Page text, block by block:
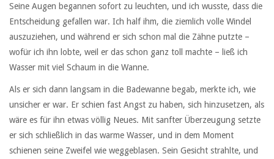
Seine Augen begannen sofort zu leuchten, und ich wusste, dass die
Entscheidung gefallen war. Ich half ihm, die ziemlich volle Windel
auszuziehen, und während er sich schon mal die Zähne putzte –
wofür ich ihn lobte, weil er das schon ganz toll machte – ließ ich
Wasser mit viel Schaum in die Wanne.
Als er sich dann langsam in die Badewanne begab, merkte ich, wie
unsicher er war. Er schien fast Angst zu haben, sich hinzusetzen, als
wäre es für ihn etwas völlig Neues. Mit sanfter Überzeugung setzte
er sich schließlich in das warme Wasser, und in dem Moment
schienen seine Zweifel wie weggeblasen. Sein Gesicht strahlte, und